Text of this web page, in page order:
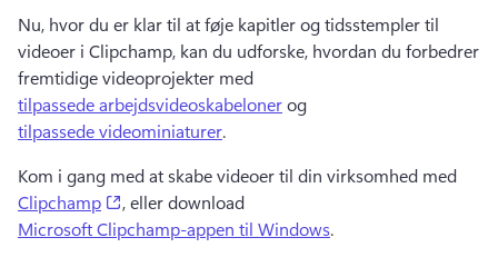
Nu, hvor du er klar til at føje kapitler og tidsstempler til
videoer i Clipchamp, kan du udforske, hvordan du forbedrer
fremtidige videoprojekter med
tilpassede arbejdsvideoskabeloner og
tilpassede videominiaturer.
Kom i gang med at skabe videoer til din virksomhed med
Clipchamp
(opens in a new tab)
, eller download
Microsoft Clipchamp-appen til Windows.